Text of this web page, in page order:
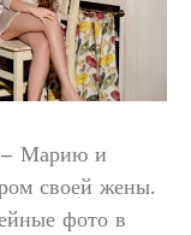
– Марию и
своей жены.
фото в